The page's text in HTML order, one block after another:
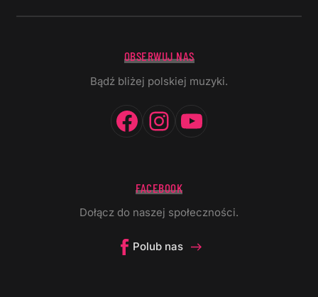
OBSERWUJ NAS
Bądź bliżej polskiej muzyki.
Facebook
Instagram
FACEBOOK
Dołącz do naszej społeczności.
Polub nas